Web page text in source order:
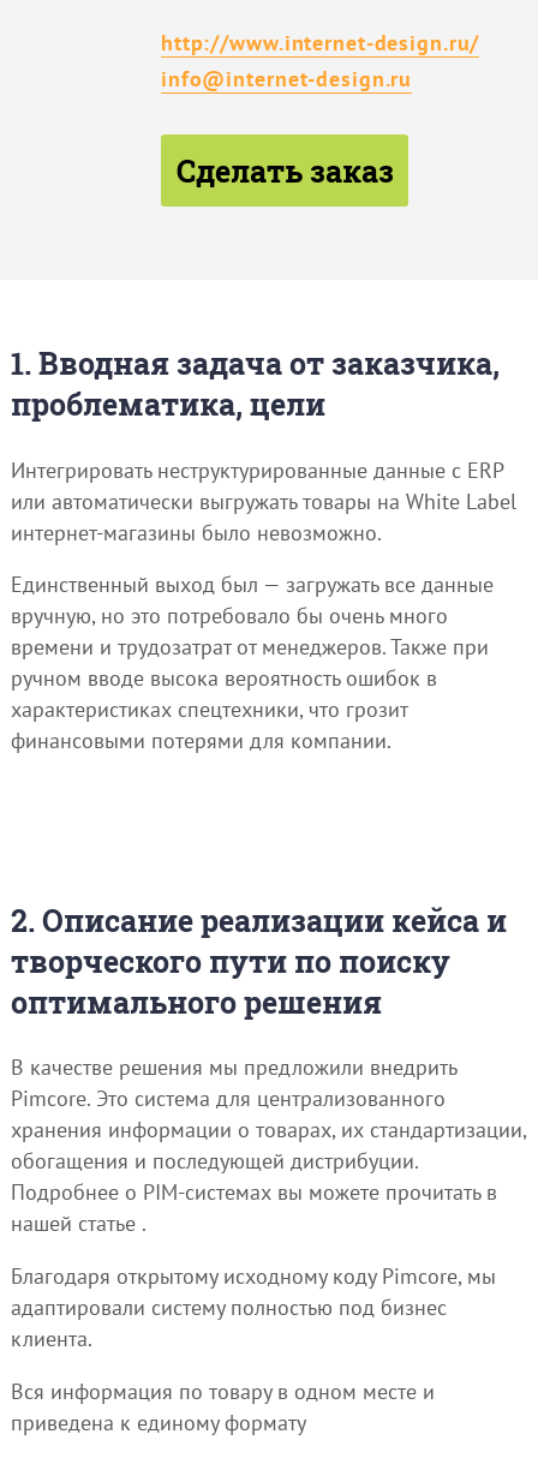
http://www.internet-design.ru/
info@internet-design.ru
Сделать заказ
1. Вводная задача от заказчика,
проблематика, цели
Интегрировать неструктурированные данные с ERP
или автоматически выгружать товары на White Label
интернет-магазины было невозможно.
Единственный выход был — загружать все данные
вручную, но это потребовало бы очень много
времени и трудозатрат от менеджеров. Также при
ручном вводе высока вероятность ошибок в
характеристиках спецтехники, что грозит
финансовыми потерями для компании.
2. Описание реализации кейса и
творческого пути по поиску
оптимального решения
В качестве решения мы предложили внедрить
Pimcore. Это система для централизованного
хранения информации о товарах, их стандартизации,
обогащения и последующей дистрибуции.
Подробнее о PIM-системах вы можете прочитать в
нашей статье .
Благодаря открытому исходному коду Pimcore, мы
адаптировали систему полностью под бизнес
клиента.
Вся информация по товару в одном месте и
приведена к единому формату